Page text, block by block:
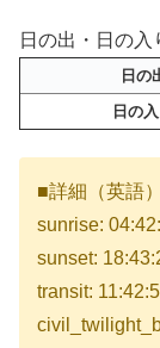
日の出・日の入
日の
日の
■詳細（英語）
sunrise:
sunset:
transit: